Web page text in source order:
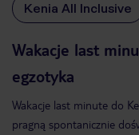
Kenia All Inclusive
Wakacje last
egzotyka
Wakacje last minute do
pragną spontanicznie